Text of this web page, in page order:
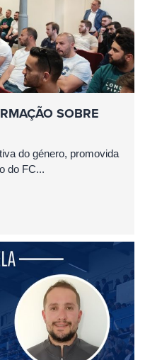
SOBRE
do género, promovida
do FC...